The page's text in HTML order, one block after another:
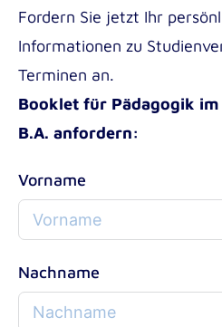
Fordern Sie jetzt Ihr
Informationen zu
Terminen an.
Booklet für Pädagogik im
B.A. anfordern:
Vorname
Nachname